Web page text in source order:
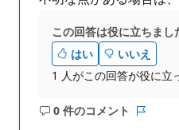
この回答は役に立ちまし
はい
いいえ
1 人がこの回答が役に立
0 件のコメント
コ